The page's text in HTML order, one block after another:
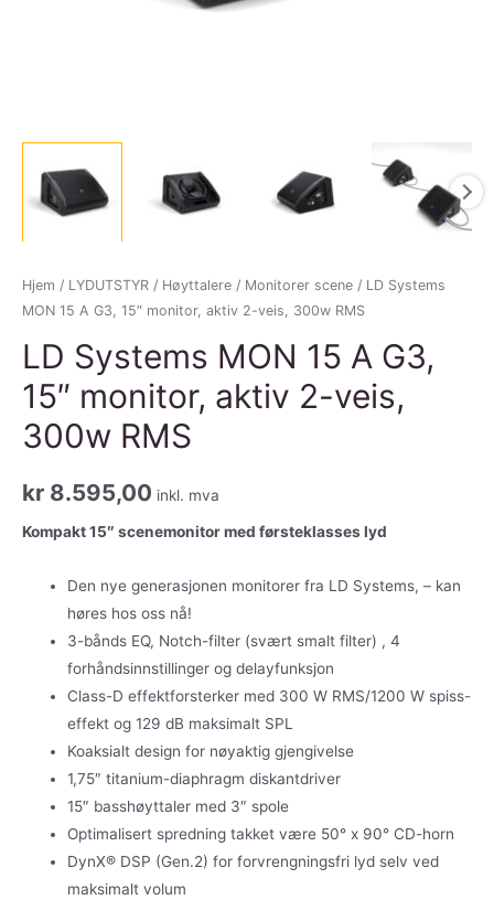
Hjem / LYDUTSTYR / Høyttalere / Monitorer scene / LD Systems
MON 15 A G3, 15″ monitor, aktiv 2-veis, 300w RMS
LD Systems MON 15 A G3,
15″ monitor, aktiv 2-veis,
300w RMS
kr 8.595,00 inkl. mva
Kompakt 15″ scenemonitor med førsteklasses lyd
Den nye generasjonen monitorer fra LD Systems, – kan
høres hos oss nå!
3-bånds EQ, Notch-filter (svært smalt filter) , 4
forhåndsinnstillinger og delayfunksjon
Class-D effektforsterker med 300 W RMS/1200 W spiss-
effekt og 129 dB maksimalt SPL
Koaksialt design for nøyaktig gjengivelse
1,75″ titanium-diaphragm diskantdriver
15″ basshøyttaler med 3″ spole
Optimalisert spredning takket være 50° x 90° CD-horn
DynX® DSP (Gen.2) for forvrengningsfri lyd selv ved
maksimalt volum